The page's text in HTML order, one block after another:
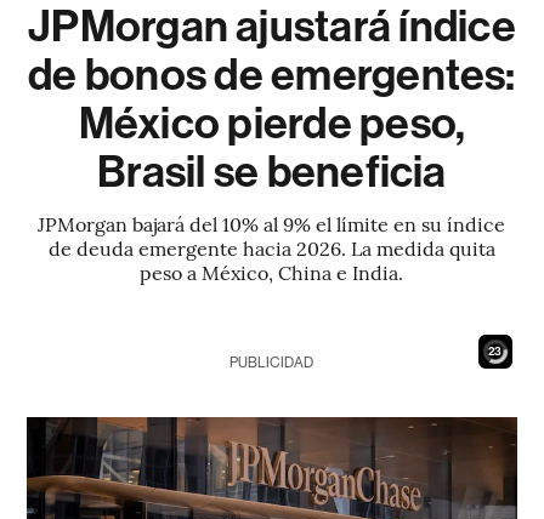
JPMorgan ajustará índice
de bonos de emergentes:
México pierde peso,
Brasil se beneficia
JPMorgan bajará del 10% al 9% el límite en su índice
de deuda emergente hacia 2026. La medida quita
peso a México, China e India.
21
PUBLICIDAD